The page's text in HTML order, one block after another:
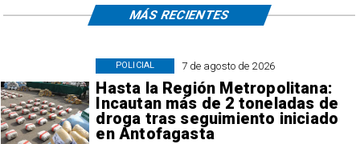
7 de agosto de 2026
Hasta la Región Metropolitana:
Incautan más de 2 toneladas de
droga tras seguimiento iniciado
en Antofagasta
POLICIAL
MÁS RECIENTES